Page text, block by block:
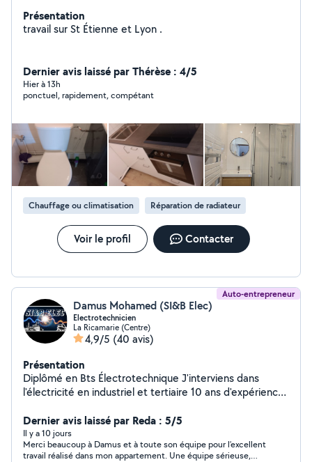
Présentation
travail sur St Étienne et Lyon .
Dernier avis laissé par Thérèse : 4/5
Hier à 13h
ponctuel, rapidement, compétant
Chauffage ou climatisation Réparation de radiateur
Voir le profil Contacter
Auto-entrepreneur
Damus Mohamed (SI&B Elec)
Electrotechnicien
La Ricamarie (Centre)
4,9/5 (40 avis)
Présentation
Diplômé en Bts Électrotechnique J'interviens dans
l'électricité en industriel et tertiaire 10 ans d'expérience
Dépannage installation électrique, circuit électrique
Réalisation installation électrique neuve , renovation
Dernier avis laissé par Reda : 5/5
Il y a 10 jours
Merci beaucoup à Damus et à toute son équipe pour l’excellent
travail réalisé dans mon appartement. Une équipe sérieuse,